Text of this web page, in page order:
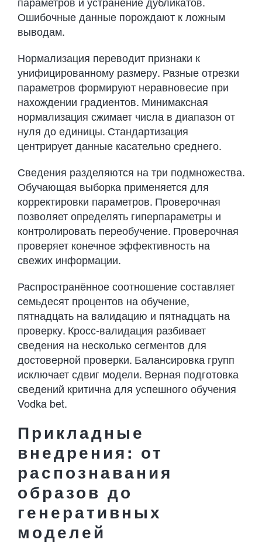
Ошибочные данные порождают к ложным
выводам.
Нормализация переводит признаки к
унифицированному размеру. Разные отрезки
параметров формируют неравновесие при
нахождении градиентов. Минимаксная
нормализация сжимает числа в диапазон от
нуля до единицы. Стандартизация
центрирует данные касательно среднего.
Сведения разделяются на три подмножества.
Обучающая выборка применяется для
корректировки параметров. Проверочная
позволяет определять гиперпараметры и
контролировать переобучение. Проверочная
проверяет конечное эффективность на
свежих информации.
Распространённое соотношение составляет
семьдесят процентов на обучение,
пятнадцать на валидацию и пятнадцать на
проверку. Кросс-валидация разбивает
сведения на несколько сегментов для
достоверной проверки. Балансировка групп
исключает сдвиг модели. Верная подготовка
сведений критична для успешного обучения
Vodka bet.
Прикладные
внедрения: от
распознавания
образов до
генеративных
моделей